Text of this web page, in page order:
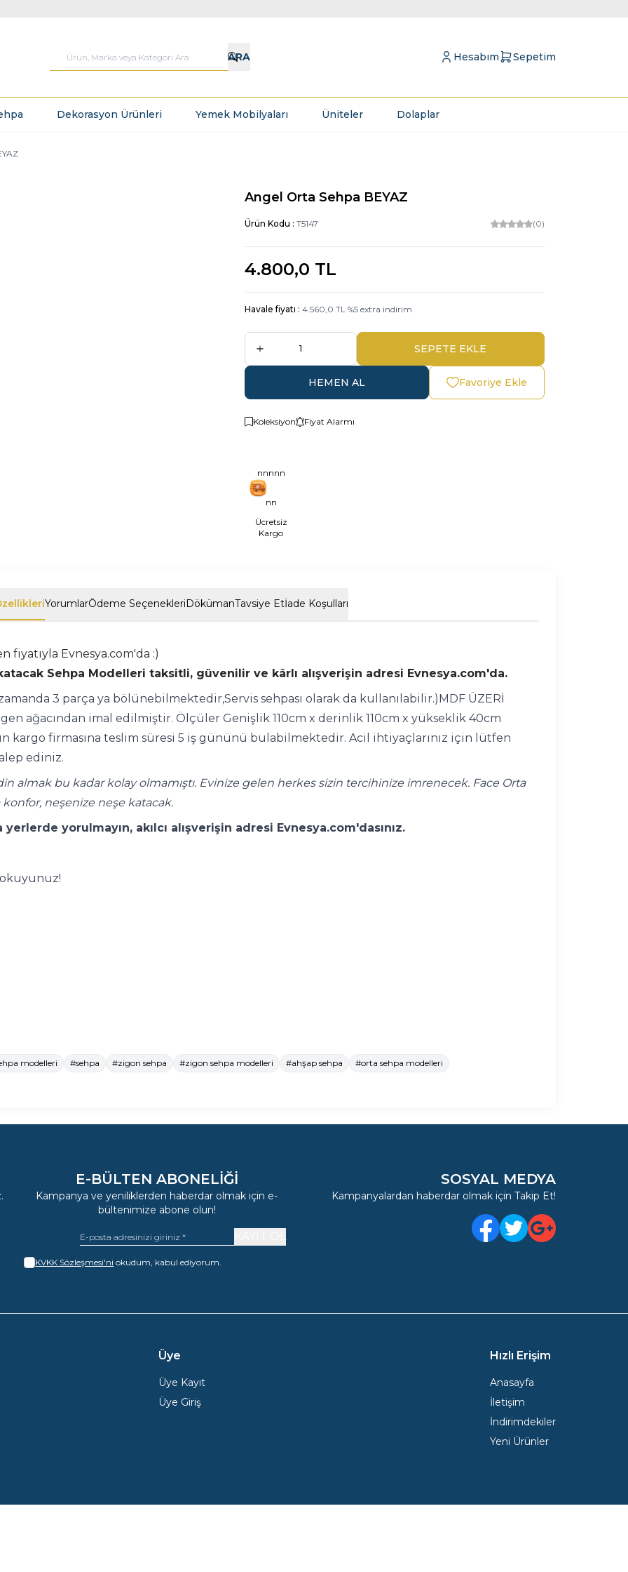
ARA Hesabım Sepetim
Dekorasyon Ürünleri Yemek Mobilyaları Üniteler Dolaplar
Angel Orta Sehpa BEYAZ
Ürün Kodu : T5147 (0)
4.800,0 TL
Havale fiyatı : 4.560,0 TL %5extra indirim
SEPETE EKLE
HEMEN AL Favoriye Ekle
Koleksiyon Fiyat Alarmı
nnnnn
nn
Ücretsiz
Kargo
YorumlarÖdeme SeçenekleriDökümanTavsiye Etİade Koşulları
fiyatıyla Evnesya.com'da :)
Sehpa Modelleri taksitli, güvenilir ve kârlı alışverişin adresi Evnesya.com'da.
3 parça ya bölünebilmektedir,Servis sehpası olarak da kullanılabilir.)MDF ÜZERİ
ağacından imal edilmiştir. Ölçüler Genişlik 110cm x derinlik 110cm x yükseklik 40cm
kargo firmasına teslim süresi 5 iş gününü bulabilmektedir. Acil ihtiyaçlarınız için lütfen
ediniz.
almak bu kadar kolay olmamıştı. Evinize gelen herkes sizin tercihinize imrenecek. Face Orta
konfor, neşenize neşe katacak.
yorulmayın, akılcı alışverişin adresi Evnesya.com'dasınız.
modelleri #sehpa #zigon sehpa #zigon sehpa modelleri #ahşap sehpa
#orta sehpa modelleri
E-BÜLTEN ABONELIĞI
Kampanya ve yeniliklerden haberdar olmak için e-
bültenimize abone olun!
KVKK Sözleşmesi'ni okudum, kabul ediyorum.
SOSYAL MEDYA
Kampanyalardan haberdar olmak için Takip Et!
Facebook
TwitterGoogle Plus
Üye
Üye Kayıt
Üye Giriş
Hızlı Erişim
Anasayfa
İletişim
İndirimdekiler
Yeni Ürünler